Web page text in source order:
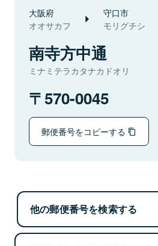
大阪府
オオサカフ
守口市
モリグチシ
南寺方中通
ミナミテラカタナカドオリ
570-0045
郵便番号をコピーする
他の郵便番号を検索する